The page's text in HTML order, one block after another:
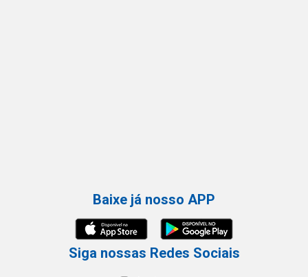
Baixe já nosso APP
Siga nossas Redes Sociais